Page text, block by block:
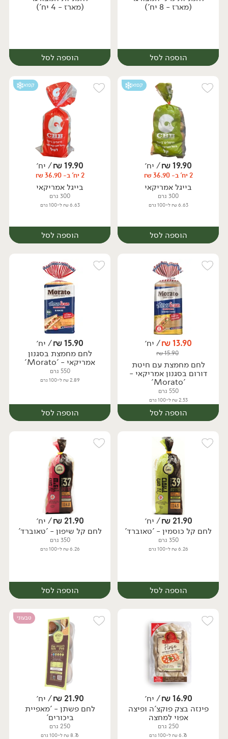
(מארז - 8 יח')
הוספה לסל
יח׳
(מארז - 4 יח')
הוספה לסל
יח׳
קפוא
19.90
₪/ יח׳
2 יח' ב- 36.90 ₪
בייגל אמריקאי
300 גרם
6.63 ₪ ל-100 גרם
הוספה לסל
יח׳
קפוא
19.90
₪/ יח׳
2 יח' ב- 36.90 ₪
בייגל אמריקאי
300 גרם
6.63 ₪ ל-100 גרם
הוספה לסל
יח׳
13.90
₪/ יח׳
15.90
₪
לחם מחמצת עם חיטת
דורום בסגנון אמריקאי -
'Morato'
550 גרם
2.53 ₪ ל-100 גרם
הוספה לסל
יח׳
15.90
₪/ יח׳
לחם מחמצת בסגנון
אמריקאי - 'Morato'
550 גרם
2.89 ₪ ל-100 גרם
הוספה לסל
יח׳
21.90
₪/ יח׳
לחם קל כוסמין - 'טאוברד'
350 גרם
6.26 ₪ ל-100 גרם
הוספה לסל
יח׳
21.90
₪/ יח׳
לחם קל שיפון - 'טאוברד'
350 גרם
6.26 ₪ ל-100 גרם
הוספה לסל
יח׳
16.90
₪/ יח׳
פינזה בצק פוקצ'ה ופיצה
אפוי למחצה
250 גרם
6.76 ₪ ל-100 גרם
טבעוני
21.90
₪/ יח׳
לחם פשתן - 'מאפיית
ביכורים'
250 גרם
8.76 ₪ ל-100 גרם